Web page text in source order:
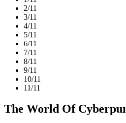
2/11
3/11
4/11
5/11
6/11
7/11
8/11
9/11
10/11
11/11
The World Of